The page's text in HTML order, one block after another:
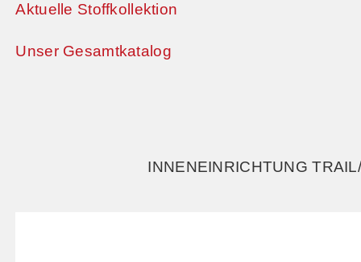
Aktuelle Stoffkollektion
Unser Gesamtkatalog
INNENEINRICHTUNG